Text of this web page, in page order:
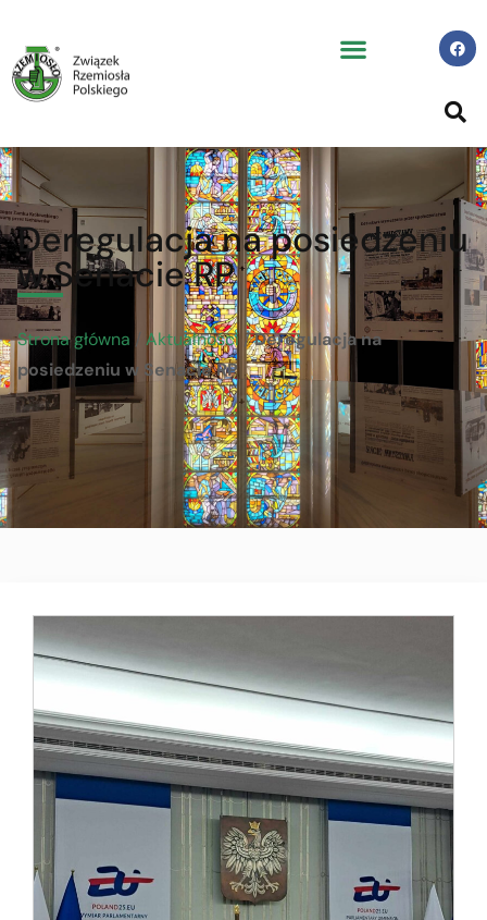
Deregulacja na posiedzeniu
w Senacie RP
Strona główna / Aktualności/Deregulacja na
posiedzeniu w Senacie RP